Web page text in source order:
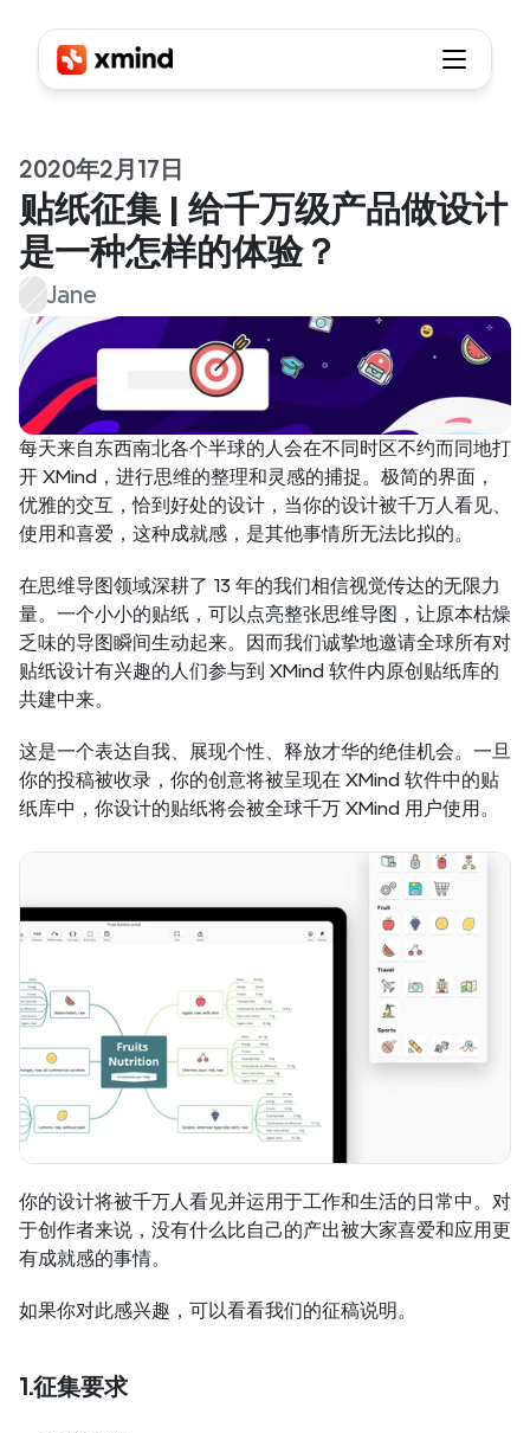
2020年2月17日
贴纸征集 | 给千万级产品做设计
是一种怎样的体验？
Jane
每天来自东西南北各个半球的人会在不同时区不约而同地打
开 XMind，进行思维的整理和灵感的捕捉。极简的界面，
优雅的交互，恰到好处的设计，当你的设计被千万人看见、
使用和喜爱，这种成就感，是其他事情所无法比拟的。
在思维导图领域深耕了 13 年的我们相信视觉传达的无限力
量。一个小小的贴纸，可以点亮整张思维导图，让原本枯燥
乏味的导图瞬间生动起来。因而我们诚挚地邀请全球所有对
贴纸设计有兴趣的人们参与到 XMind 软件内原创贴纸库的
共建中来。
这是一个表达自我、展现个性、释放才华的绝佳机会。一旦
你的投稿被收录，你的创意将被呈现在 XMind 软件中的贴
纸库中，你设计的贴纸将会被全球千万 XMind 用户使用。
你的设计将被千万人看见并运用于工作和生活的日常中。对
于创作者来说，没有什么比自己的产出被大家喜爱和应用更
有成就感的事情。
如果你对此感兴趣，可以看看我们的征稿说明。
1.征集要求